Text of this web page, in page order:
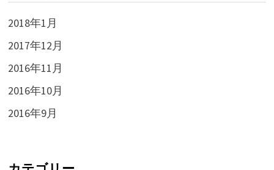
2018年1月
2017年12月
2016年11月
2016年10月
2016年9月